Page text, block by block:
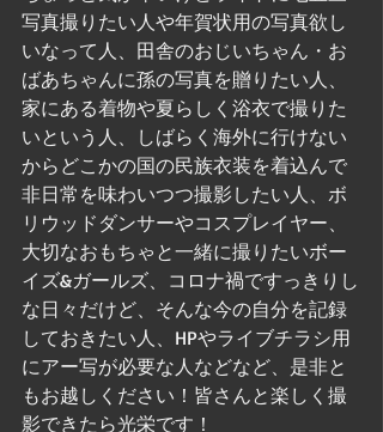
写真撮りたい人や年賀状用の写真欲し
いなって人、田舎のおじいちゃん・お
ばあちゃんに孫の写真を贈りたい人、
家にある着物や夏らしく浴衣で撮りた
いという人、しばらく海外に行けない
からどこかの国の民族衣装を着込んで
非日常を味わいつつ撮影したい人、ボ
リウッドダンサーやコスプレイヤー、
大切なおもちゃと一緒に撮りたいボー
イズ&ガールズ、コロナ禍ですっきりし
な日々だけど、そんな今の自分を記録
しておきたい人、HPやライブチラシ用
にアー写が必要な人などなど、是非と
もお越しください！皆さんと楽しく撮
影できたら光栄です！